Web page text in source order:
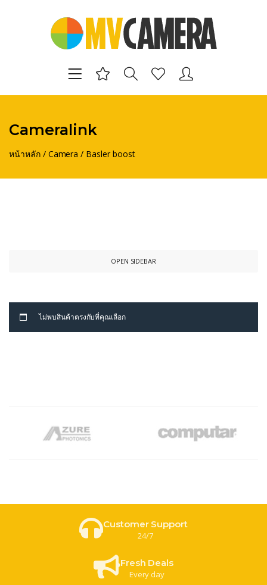
Cameralink
หน้าหลัก/ Camera / Basler boost
OPEN SIDEBAR
ไม่พบสินค้าตรงกับที่คุณเลือก
Customer Support
24/7
Fresh Deals
Every day